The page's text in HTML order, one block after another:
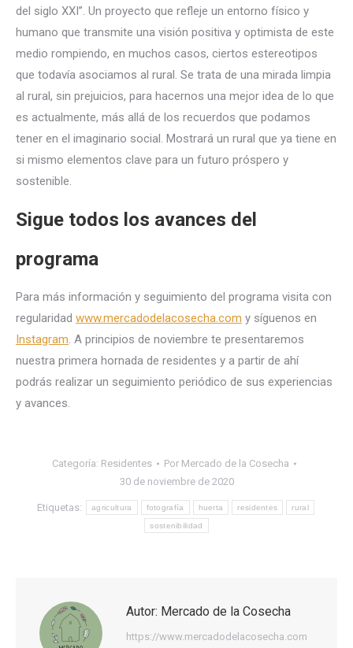
del siglo XXI”. Un proyecto que refleje un entorno físico y
humano que transmite una visión positiva y optimista de este
medio rompiendo, en muchos casos, ciertos estereotipos
que todavía asociamos al rural. Se trata de una mirada limpia
al rural, sin prejuicios, para hacernos una mejor idea de lo que
es actualmente, más allá de los recuerdos que podamos
tener en el imaginario social. Mostrará un rural que ya tiene en
si mismo elementos clave para un futuro próspero y
sostenible.
Sigue todos los avances del
programa
Para más información y seguimiento del programa visita con
regularidad www.mercadodelacosecha.com y síguenos en
Instagram. A principios de noviembre te presentaremos
nuestra primera hornada de residentes y a partir de ahí
podrás realizar un seguimiento periódico de sus experiencias
y avances.
Categoría: Residentes Por Mercado de la Cosecha
30 de noviembre de 2020
Etiquetas: agricultura fotografía huerta residentes rural
sostenibilidad
Autor: Mercado de la Cosecha
https://www.mercadodelacosecha.com